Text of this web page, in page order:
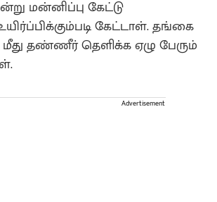
மன்னிப்பு கேட்டு
கேட்டாள். தங்கை
தண்ணீர் தெளிக்க ஏழு பேரும்
Advertisement